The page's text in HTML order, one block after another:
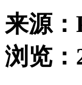
来源：
浏览：